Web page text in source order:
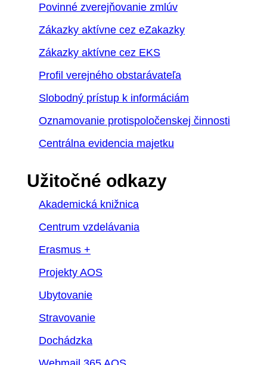
Povinné zverejňovanie zmlúv
Zákazky aktívne cez eZakazky
Zákazky aktívne cez EKS
Profil verejného obstarávateľa
Slobodný prístup k informáciám
Oznamovanie protispoločenskej činnosti
Centrálna evidencia majetku
Užitočné odkazy
Akademická knižnica
Centrum vzdelávania
Erasmus +
Projekty AOS
Ubytovanie
Stravovanie
Dochádzka